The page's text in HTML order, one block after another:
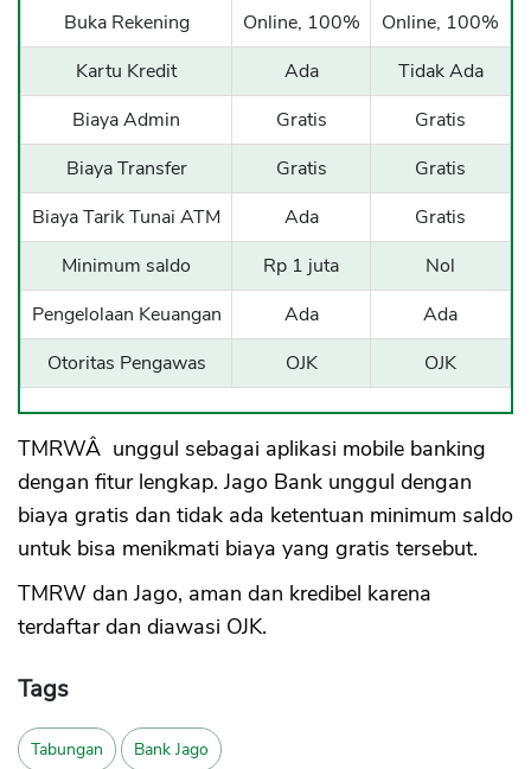
Buka Rekening
Online, 100%
Online, 100%
Kartu Kredit
Ada
Tidak Ada
Biaya Admin
Gratis
Gratis
Biaya Transfer
Gratis
Gratis
Biaya Tarik Tunai ATM
Ada
Gratis
Minimum saldo
Rp 1 juta
Nol
Pengelolaan Keuangan
Ada
Ada
Otoritas Pengawas
OJK OJK
TMRWÂ unggul sebagai aplikasi mobile banking
dengan fitur lengkap. Jago Bank unggul dengan
biaya gratis dan tidak ada ketentuan minimum saldo
untuk bisa menikmati biaya yang gratis tersebut.
TMRW dan Jago, aman dan kredibel karena
terdaftar dan diawasi OJK.
Tags
Tabungan Bank Jago